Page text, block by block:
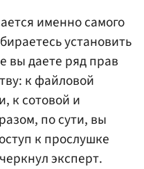
именно самого
установить
вы даете ряд прав
к файловой
к сотовой и
по сути, вы
к прослушке
эксперт.